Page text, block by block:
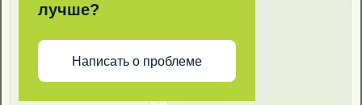
лучше?
Написать о проблеме